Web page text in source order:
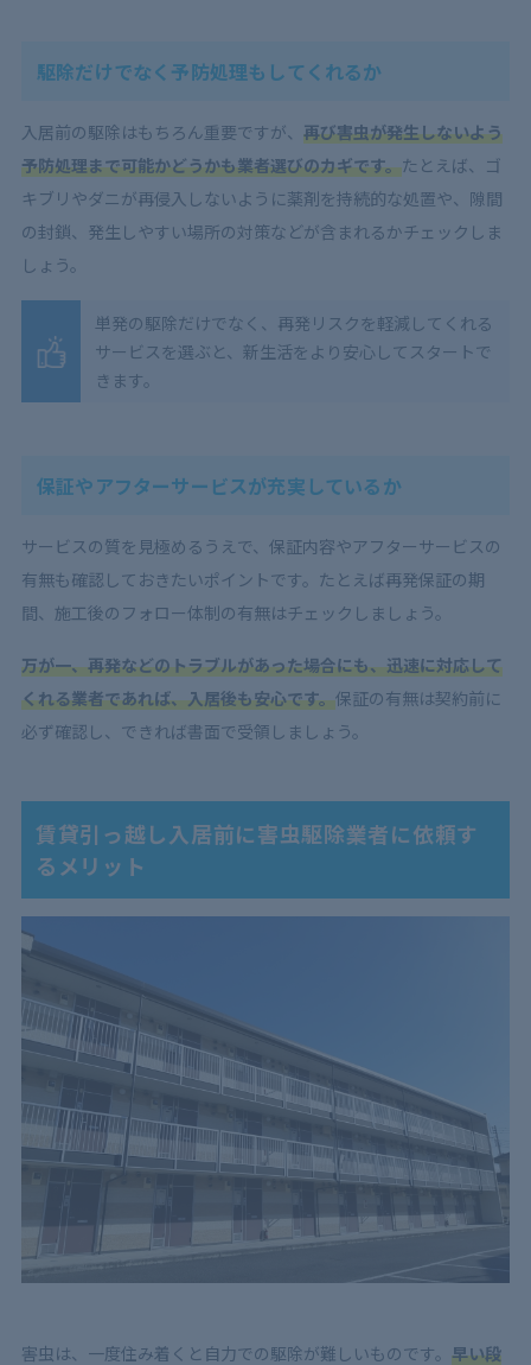
駆除だけでなく予防処理もしてくれるか
入居前の駆除はもちろん重要ですが、 再び害虫が発生しないよう
予防処理まで可能かどうかも業者選びのカギです。たとえば、ゴ
キブリやダニが再侵入しないように薬剤を持続的な処置や、隙間
の封鎖、発生しやすい場所の対策などが含まれるかチェックしま
しょう。
単発の駆除だけでなく、再発リスクを軽減してくれる
サービスを選ぶと、新生活をより安心してスタートで
きます。
保証やアフターサービスが充実しているか
サービスの質を見極めるうえで、保証内容やアフターサービスの
有無も確認しておきたいポイントです。たとえば再発保証の期
間、施工後のフォロー体制の有無はチェックしましょう。
万が一、再発などのトラブルがあった場合にも、迅速に対応して
くれる業者であれば、入居後も安心です。保証の有無は契約前に
必ず確認し、できれば書面で受領しましょう。
賃貸引っ越し入居前に害虫駆除業者に依頼す
るメリット
害虫は、一度住み着くと自力での駆除が難しいものです。 早い段